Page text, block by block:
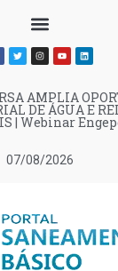
07/08/2026
AMPLIA
DE ÁGUA E
| Webinar